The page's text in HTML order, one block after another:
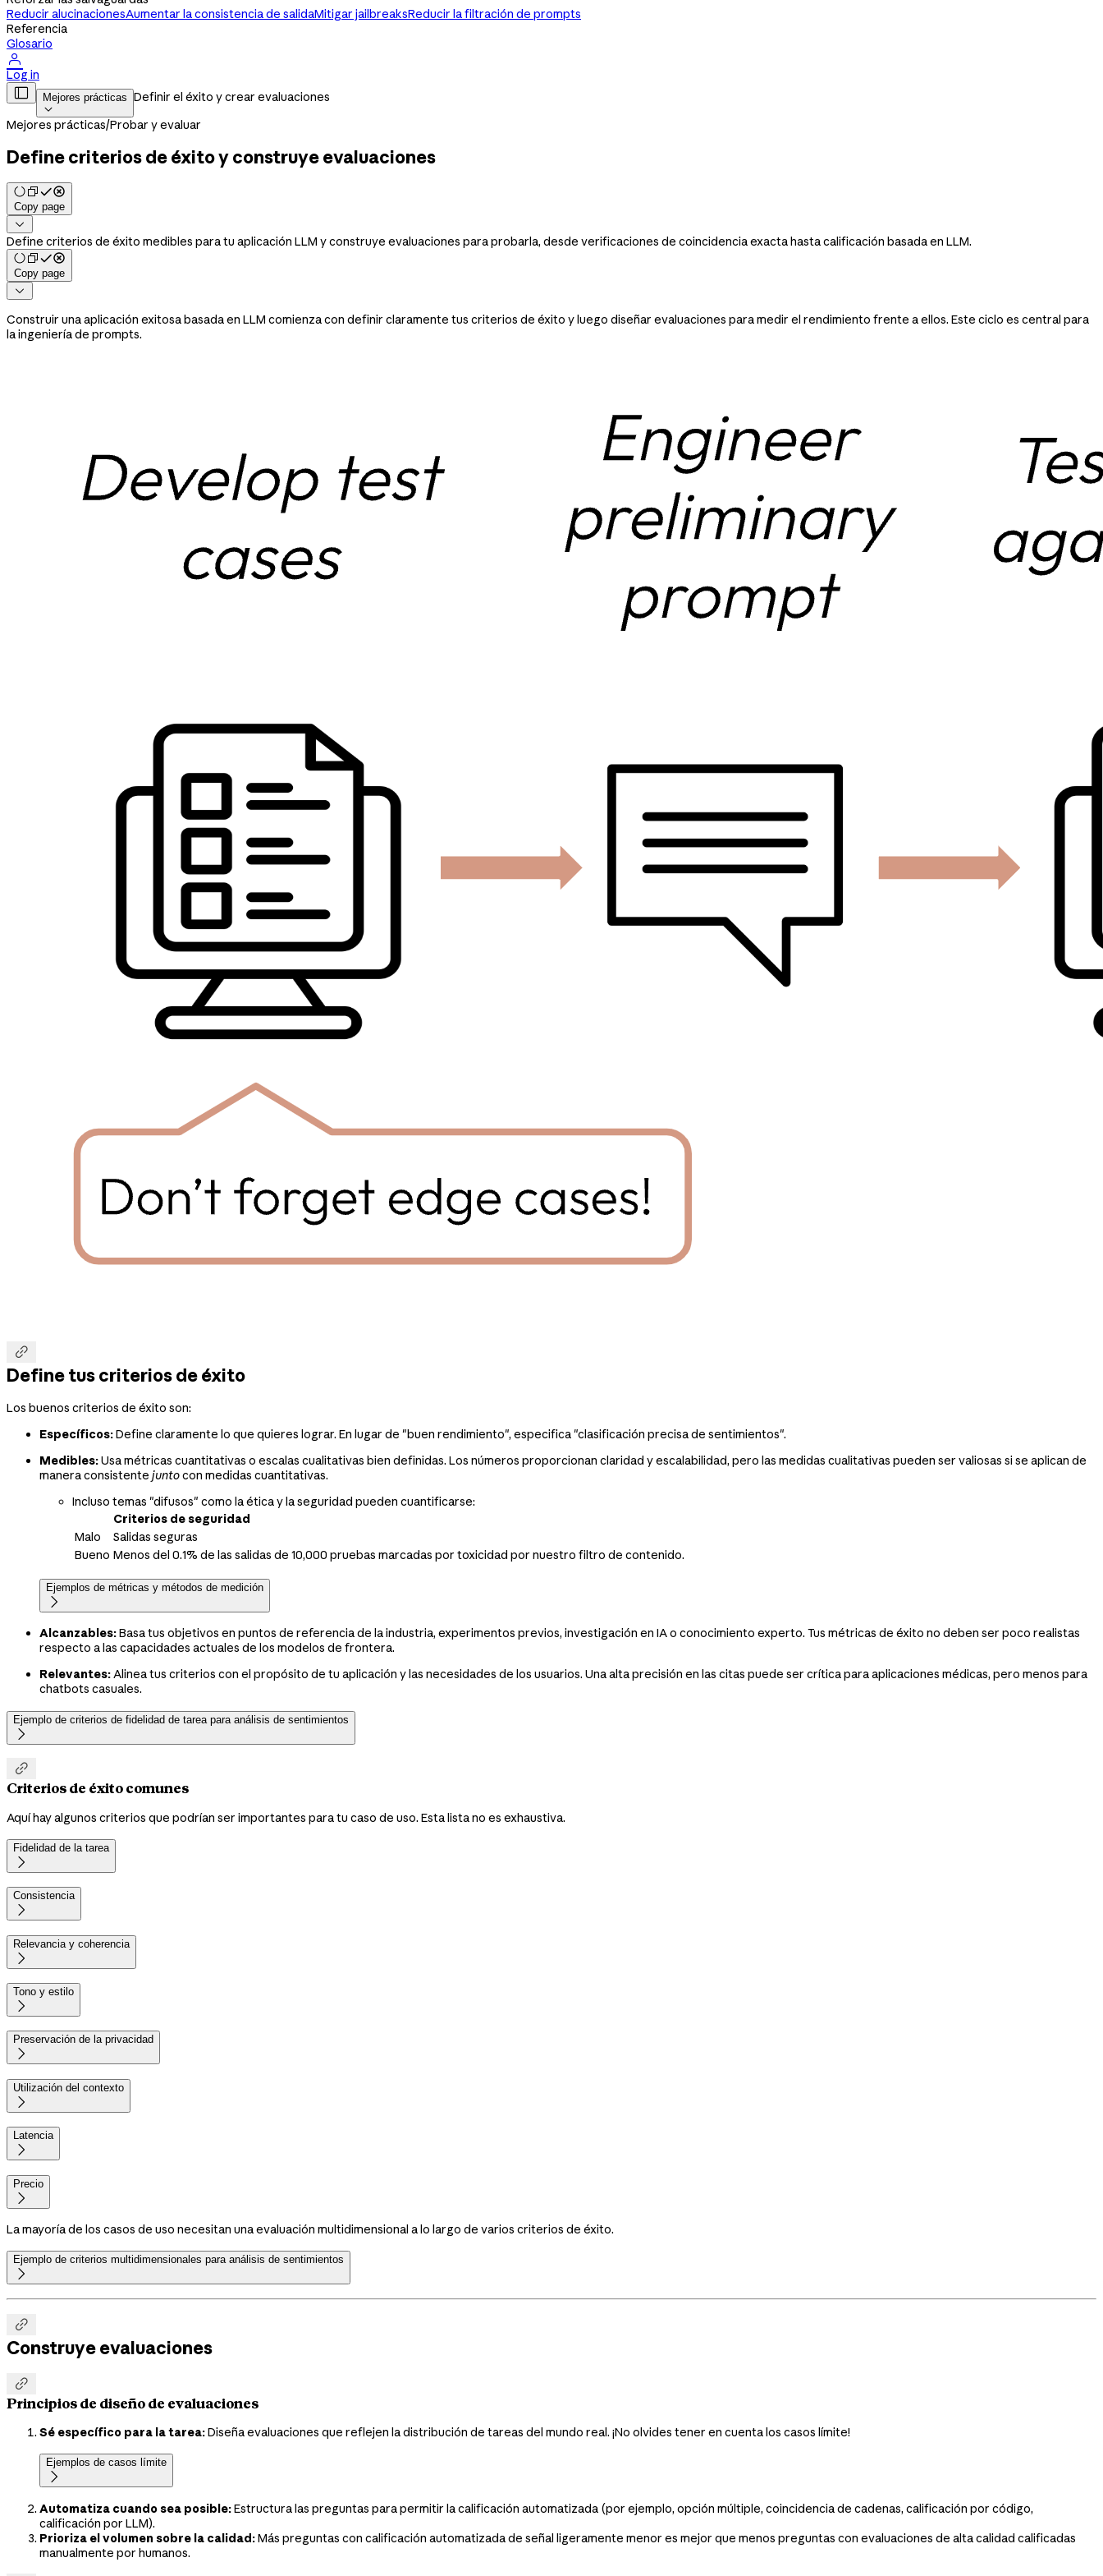
Reducir alucinacionesAumentar la consistencia de salidaMitigar jailbreaksReducir la filtración de prompts
Referencia
Glosario

Log in
 Mejores prácticas

Definir el éxito y crear evaluaciones
Mejores prácticas/Probar y evaluar
Define criterios de éxito y construye evaluaciones
Copy page

Define criterios de éxito medibles para tu aplicación LLM y construye evaluaciones para probarla, desde verificaciones de coincidencia exacta hasta calificación basada en LLM.
Copy page

Construir una aplicación exitosa basada en LLM comienza con definir claramente tus criterios de éxito y luego diseñar evaluaciones para medir el rendimiento frente a ellos. Este ciclo es central para
la ingeniería de prompts.

Define tus criterios de éxito
Los buenos criterios de éxito son:
Específicos:Define claramente lo que quieres lograr. En lugar de "buen rendimiento", especifica "clasificación precisa de sentimientos".
Medibles:Usa métricas cuantitativas o escalas cualitativas bien definidas. Los números proporcionan claridad y escalabilidad, pero las medidas cualitativas pueden ser valiosas si se aplican de
manera consistente juntocon medidas cuantitativas.
Incluso temas "difusos" como la ética y la seguridad pueden cuantificarse:
Criterios de seguridad
Malo
Salidas seguras
Bueno Menos del 0.1% de las salidas de 10,000 pruebas marcadas por toxicidad por nuestro filtro de contenido.
Ejemplos de métricas y métodos de medición

Alcanzables:Basa tus objetivos en puntos de referencia de la industria, experimentos previos, investigación en IA o conocimiento experto. Tus métricas de éxito no deben ser poco realistas
respecto a las capacidades actuales de los modelos de frontera.
Relevantes:Alinea tus criterios con el propósito de tu aplicación y las necesidades de los usuarios. Una alta precisión en las citas puede ser crítica para aplicaciones médicas, pero menos para
chatbots casuales.
Ejemplo de criterios de fidelidad de tarea para análisis de sentimientos


Criterios de éxito comunes
Aquí hay algunos criterios que podrían ser importantes para tu caso de uso. Esta lista no es exhaustiva.
Fidelidad de la tarea

Consistencia

Relevancia y coherencia

Tono y estilo

Preservación de la privacidad

Utilización del contexto

Latencia

Precio

La mayoría de los casos de uso necesitan una evaluación multidimensional a lo largo de varios criterios de éxito.
Ejemplo de criterios multidimensionales para análisis de sentimientos


Construye evaluaciones

Principios de diseño de evaluaciones
Sé específico para la tarea:Diseña evaluaciones que reflejen la distribución de tareas del mundo real. ¡No olvides tener en cuenta los casos límite!
Ejemplos de casos límite

Automatiza cuando sea posible:Estructura las preguntas para permitir la calificación automatizada (por ejemplo, opción múltiple, coincidencia de cadenas, calificación por código,
calificación por LLM).
Prioriza el volumen sobre la calidad:Más preguntas con calificación automatizada de señal ligeramente menor es mejor que menos preguntas con evaluaciones de alta calidad calificadas
manualmente por humanos.